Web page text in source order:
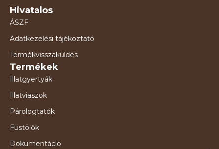
Hivatalos
ÁSZF
Adatkezelési tájékoztató
Termékvisszaküldés
Termékek
Illatgyertyák
Illatviaszok
Párologtatók
Füstölők
Dokumentáció